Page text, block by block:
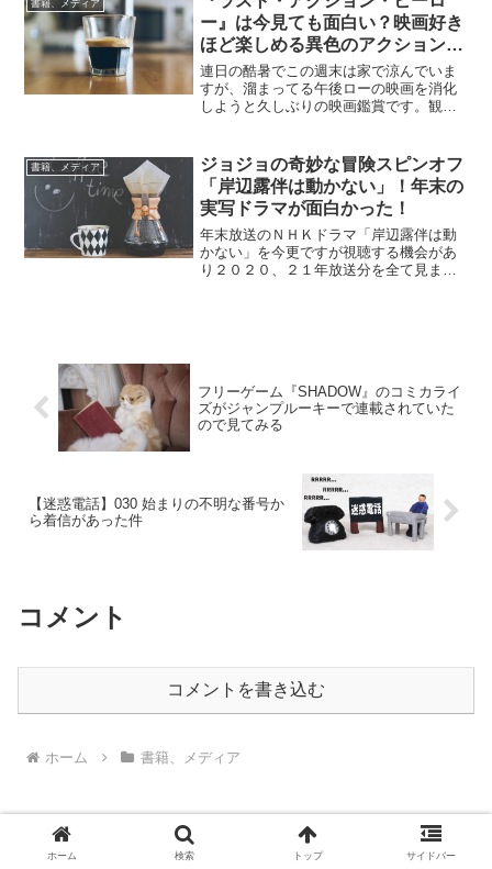
書籍、メディア
ー』は今見ても面白い？映画好き
ほど楽しめる異色のアクション作
品！
連日の酷暑でこの週末は家で涼んでいま
すが、溜まってる午後ローの映画を消化
しようと久しぶりの映画鑑賞です。観た
るのは初めて。(*´▽｀*)概要『ラスト・ア
クション・ヒーロー...
書籍、メディア
ジョジョの奇妙な冒険スピンオフ
「岸辺露伴は動かない」！年末の
実写ドラマが面白かった！
年末放送のＮＨＫドラマ「岸辺露伴は動
かない」を今更ですが視聴する機会があ
り２０２０、２１年放送分を全て見まし
フリーゲーム『SHADOW』のコミカライ
ズがジャンプルーキーで連載されていた
ので見てみる
【迷惑電話】030 始まりの不明な番号か
ら着信があった件
コメント
コメントを書き込む
ホーム 書籍、メディア
ホーム 検索 トップ サイドバー